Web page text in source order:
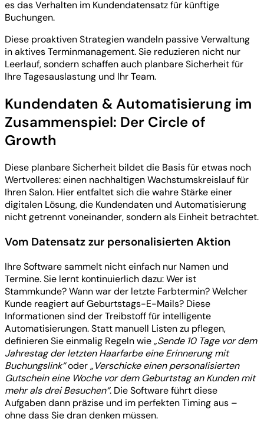
es das Verhalten im Kundendatensatz für künftige
Buchungen.
Diese proaktiven Strategien wandeln passive Verwaltung
in aktives Terminmanagement. Sie reduzieren nicht nur
Leerlauf, sondern schaffen auch planbare Sicherheit für
Ihre Tagesauslastung und Ihr Team.
Kundendaten & Automatisierung im
Zusammenspiel: Der Circle of
Growth
Diese planbare Sicherheit bildet die Basis für etwas noch
Wertvolleres: einen nachhaltigen Wachstumskreislauf für
Ihren Salon. Hier entfaltet sich die wahre Stärke einer
digitalen Lösung, die Kundendaten und Automatisierung
nicht getrennt voneinander, sondern als Einheit betrachtet.
Vom Datensatz zur personalisierten Aktion
Ihre Software sammelt nicht einfach nur Namen und
Termine. Sie lernt kontinuierlich dazu: Wer ist
Stammkunde? Wann war der letzte Farbtermin? Welcher
Kunde reagiert auf Geburtstags-E-Mails? Diese
Informationen sind der Treibstoff für intelligente
Automatisierungen. Statt manuell Listen zu pflegen,
definieren Sie einmalig Regeln wie„Sende 10 Tage vor dem
Jahrestag der letzten Haarfarbe eine Erinnerung mit
Buchungslink“oder„Verschicke einen personalisierten
Gutschein eine Woche vor dem Geburtstag an Kunden mit
mehr als drei Besuchen“. Die Software führt diese
Aufgaben dann präzise und im perfekten Timing aus –
ohne dass Sie dran denken müssen.